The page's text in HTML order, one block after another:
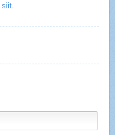
siit.